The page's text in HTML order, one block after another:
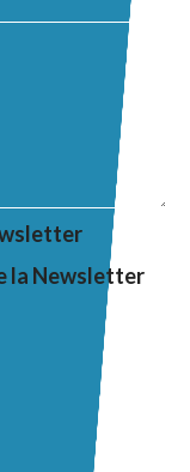
la Newsletter